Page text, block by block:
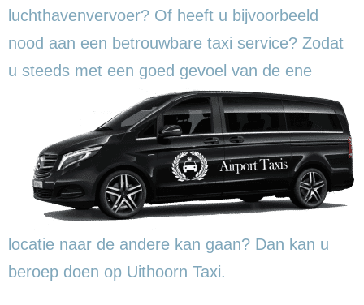
luchthavenvervoer? Of heeft u bijvoorbeeld
nood aan een betrouwbare taxi service? Zodat
u steeds met een goed gevoel van de ene
locatie naar de andere kan gaan? Dan kan u
beroep doen op Uithoorn Taxi.